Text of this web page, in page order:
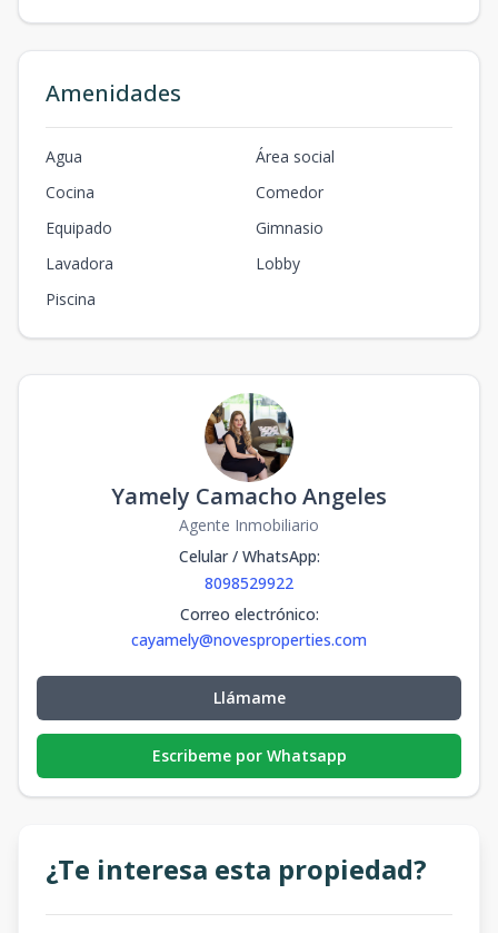
Amenidades
Agua
Área social
Cocina
Comedor
Equipado
Gimnasio
Lavadora
Lobby
Piscina
Yamely Camacho Angeles
Agente Inmobiliario
Celular / WhatsApp:
8098529922
Correo electrónico:
cayamely@novesproperties.com
Llámame
Escribeme por Whatsapp
¿Te interesa esta propiedad?